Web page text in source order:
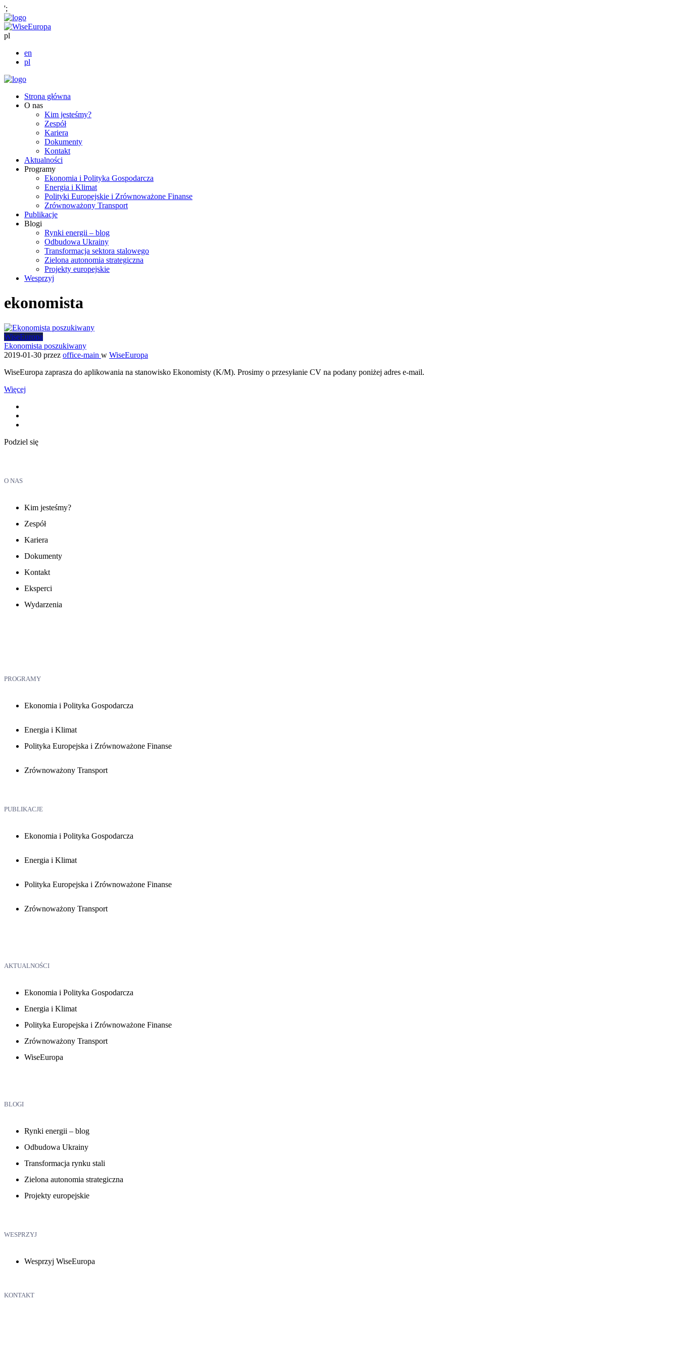
';
pl
en
pl
Strona główna
O nas
Kim jesteśmy?
Zespół
Kariera
Dokumenty
Kontakt
Aktualności
Programy
Ekonomia i Polityka Gospodarcza
Energia i Klimat
Polityki Europejskie i Zrównoważone Finanse
Zrównoważony Transport
Publikacje
Blogi
Rynki energii – blog
Odbudowa Ukrainy
Transformacja sektora stalowego
Zielona autonomia strategiczna
Projekty europejskie
Wesprzyj
ekonomista
WiseEuropa
Ekonomista poszukiwany
2019-01-30 przez office-main w WiseEuropa
WiseEuropa zaprasza do aplikowania na stanowisko Ekonomisty (K/M). Prosimy o przesyłanie CV na podany poniżej adres e-mail.
Więcej
Podziel się
O NAS
Kim jesteśmy?
Zespół
Kariera
Dokumenty
Kontakt
Eksperci
Wydarzenia
PROGRAMY
Ekonomia i Polityka Gospodarcza
Energia i Klimat
Polityka Europejska i Zrównoważone Finanse
Zrównoważony Transport
PUBLIKACJE
Ekonomia i Polityka Gospodarcza
Energia i Klimat
Polityka Europejska i Zrównoważone Finanse
Zrównoważony Transport
AKTUALNOŚCI
Ekonomia i Polityka Gospodarcza
Energia i Klimat
Polityka Europejska i Zrównoważone Finanse
Zrównoważony Transport
WiseEuropa
BLOGI
Rynki energii – blog
Odbudowa Ukrainy
Transformacja rynku stali
Zielona autonomia strategiczna
Projekty europejskie
WESPRZYJ
Wesprzyj WiseEuropa
KONTAKT